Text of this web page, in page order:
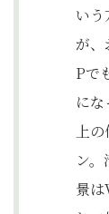
い
が
Pで
に
上
ン
景